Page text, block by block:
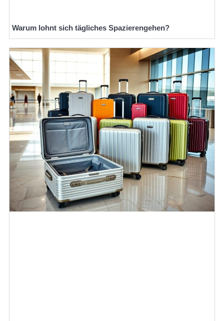
Warum lohnt sich tägliches Spazierengehen?